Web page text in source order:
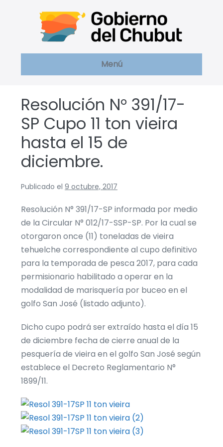
Menú
Resolución N° 391/17-
SP Cupo 11 ton vieira
hasta el 15 de
diciembre.
Publicado el 9 octubre, 2017
Resolución N° 391/17-SP informada por medio
de la Circular N° 012/17-SSP-SP. Por la cual se
otorgaron once (11) toneladas de vieira
tehuelche correspondiente al cupo definitivo
para la temporada de pesca 2017, para cada
permisionario habilitado a operar en la
modalidad de marisquería por buceo en el
golfo San José (listado adjunto).
Dicho cupo podrá ser extraído hasta el día 15
de diciembre fecha de cierre anual de la
pesquería de vieira en el golfo San José según
establece el Decreto Reglamentario N°
1899/11.